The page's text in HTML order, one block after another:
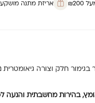
אריזת מתנה
בהירות מחשבתית והנעה